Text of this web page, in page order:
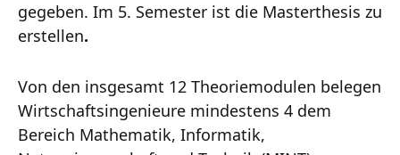
gegeben. Im 5. Semester ist die Masterthesis zu
erstellen.
Von den insgesamt 12 Theoriemodulen belegen
Wirtschaftsingenieure mindestens 4 dem
Bereich Mathematik, Informatik,